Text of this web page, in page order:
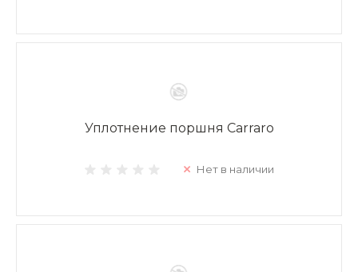
Уплотнение поршня Carraro
Нет в наличии